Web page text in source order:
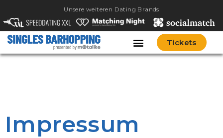
Unsere weiteren Dating Brands
Tickets
Impressum